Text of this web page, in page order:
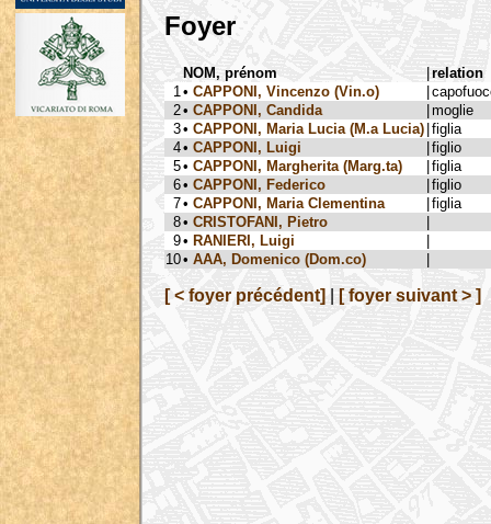
Foyer
NOM, prénom |relation
1 • CAPPONI, Vincenzo (Vin.o) |
2• CAPPONI, Candida |moglie
3• CAPPONI, Maria Lucia (M.a Lucia) |figlia
4• CAPPONI, Luigi |figlio
5• CAPPONI, Margherita (Marg.ta) |figlia
6• CAPPONI, Federico |figlio
7• CAPPONI, Maria Clementina |figlia
8• CRISTOFANI, Pietro
|
9• RANIERI, Luigi
|
10• AAA, Domenico (Dom.co) |
[ < foyer précédent] [ foyer suivant > ]